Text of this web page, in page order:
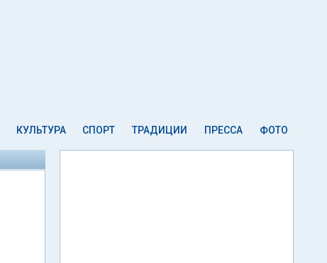
КУЛЬТУРА СПОРТ ТРАДИЦИИ ПРЕССА ФОТО